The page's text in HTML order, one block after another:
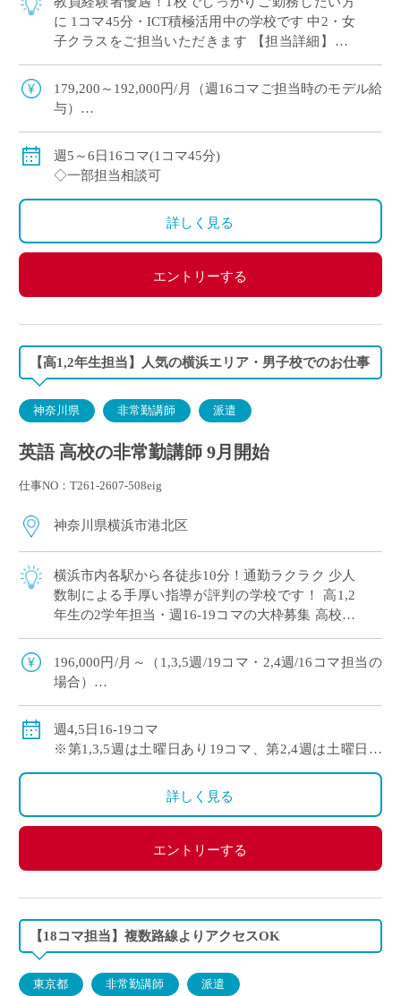
に 1コマ45分・ICT積極活用中の学校です 中2・女
子クラスをご担当いただきます 【担当詳細】中1
179,200～192,000円/月（週16コマご担当時のモデル給
与）
◇交通費別途支給
週5～6日16コマ(1コマ45分)
◇一部担当相談可
詳しく見る
エントリーする
【高1,2年生担当】人気の横浜エリア・男子校でのお仕事
神奈川県 非常勤講師 派遣
英語 高校の非常勤講師 9月開始
仕事NO：T261-2607-508eig
神奈川県横浜市港北区
横浜市内各駅から各徒歩10分！通勤ラクラク 少人
数制による手厚い指導が評判の学校です！ 高1,2
年生の2学年担当・週16-19コマの大枠募集 高校免
196,000円/月～（1,3,5週/19コマ・2,4週/16コマ担当の
場合）
週4,5日16-19コマ
※第1,3,5週は土曜日あり19コマ、第2,4週は土曜日な
詳しく見る
エントリーする
【18コマ担当】複数路線よりアクセスOK
東京都 非常勤講師 派遣